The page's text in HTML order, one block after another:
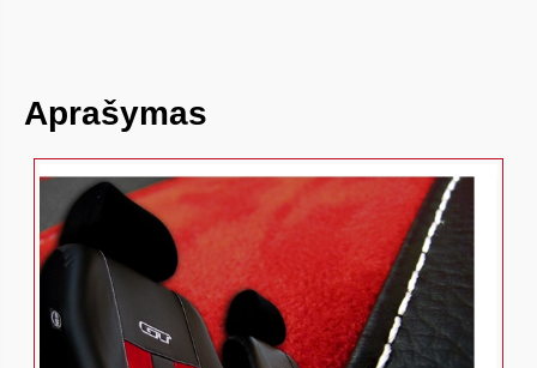
Aprašymas